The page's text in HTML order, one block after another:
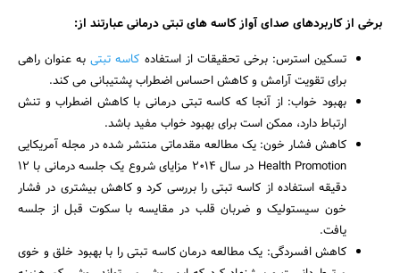
برخی از کاربردهای صدای آواز کاسه های تبتی درمانی عبارتند از:
تسکین استرس: برخی تحقیقات از استفاده کاسه تبتیبه عنوان راهی
برای تقویت آرامش و کاهش احساس اضطراب پشتیبانی می کند.
بهبود خواب: از آنجا که کاسه تبتی درمانی با کاهش اضطراب و تنش
ارتباط دارد، ممکن است برای بهبود خواب مفید باشد.
کاهش فشار خون: یک مطالعه مقدماتی منتشر شده در مجله آمریکایی
Health Promotion در سال 2014 مزایای شروع یک جلسه درمانی با 12
دقیقه استفاده از کاسه تبتی را بررسی کرد و کاهش بیشتری در فشار
خون سیستولیک و ضربان قلب در مقایسه با سکوت قبل از جلسه
یافت.
کاهش افسردگی: یک مطالعه درمان کاسه تبتی را با بهبود خلق و خوی